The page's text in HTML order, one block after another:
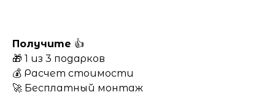
Получите 👍
🎁 1 из 3 подарков
💰 Расчет стоимости
🚀 Бесплатный монтаж